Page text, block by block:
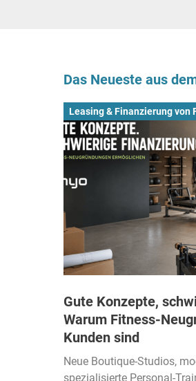
Das Neueste aus
Leasing & Finanzierung von
Gute Konzepte,
Warum Fitness-
Kunden sind
Neue Boutique-Studios,
spezialisierte Personal-